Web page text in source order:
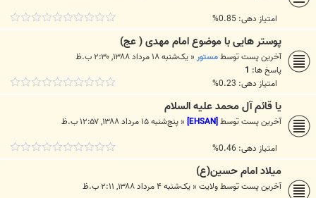
امتیاز دهی: 0.85%
پوستر هایی با موضوع امام مهدی ( عج)
آخرین پست توسطمستور« یک‌شنبه ۱۸ مرداد ۱۳۸۸, ۲:۳۰ ب.ظ
پاسخ ها: 1
امتیاز دهی: 0.23%
یا قائم آل محمد علیه السلام
آخرین پست توسط[EHSAN]
« پنج‌شنبه ۱۵ مرداد ۱۳۸۸, ۱۲:۵۷ ب.ظ
امتیاز دهی: 0.46%
میلاد امام حسین(ع)
آخرین پست توسطولایت« یک‌شنبه ۴ مرداد ۱۳۸۸, ۲:۱۱ ب.ظ